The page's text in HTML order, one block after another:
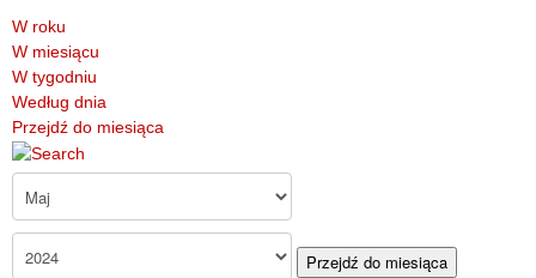
W roku
W miesiącu
W tygodniu
Według dnia
Przejdź do miesiąca
Przejdź do miesiąca